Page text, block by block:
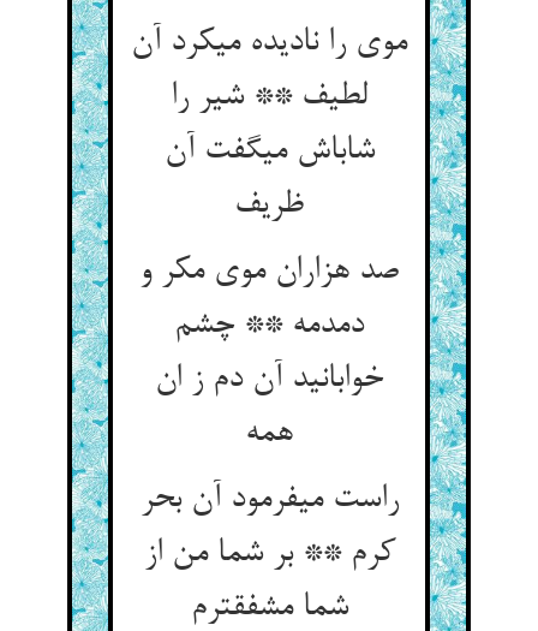
موی را نادیده می‏کرد آن
لطیف ** شیر را
شاباش می‏گفت آن
ظریف‏
صد هزاران موی مکر و
دمدمه ** چشم
خوابانید آن دم ز ان
همه‏
راست می‏فرمود آن بحر
کرم ** بر شما من از
شما مشفق‏ترم‏